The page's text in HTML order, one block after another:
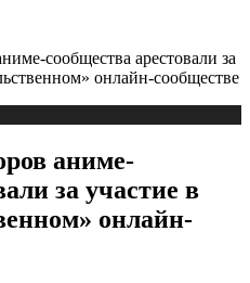
сообщества арестовали за
онлайн-сообществе
аниме-
за участие в
онлайн-